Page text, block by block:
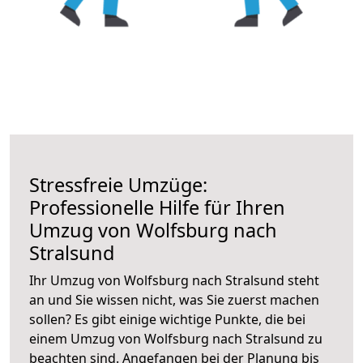
Stressfreie Umzüge:
Professionelle Hilfe für Ihren
Umzug von Wolfsburg nach
Stralsund
Ihr Umzug von Wolfsburg nach Stralsund steht
an und Sie wissen nicht, was Sie zuerst machen
sollen? Es gibt einige wichtige Punkte, die bei
einem Umzug von Wolfsburg nach Stralsund zu
beachten sind. Angefangen bei der Planung bis